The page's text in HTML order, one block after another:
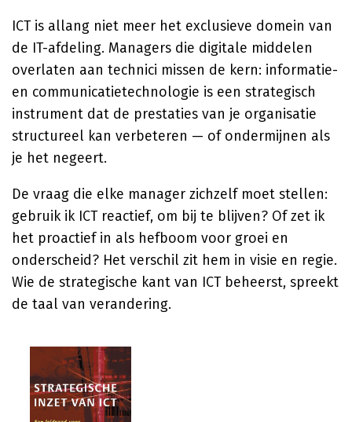
ICT is allang niet meer het exclusieve domein van
de IT-afdeling. Managers die digitale middelen
overlaten aan technici missen de kern: informatie-
en communicatietechnologie is een strategisch
instrument dat de prestaties van je organisatie
structureel kan verbeteren — of ondermijnen als
je het negeert.
De vraag die elke manager zichzelf moet stellen:
gebruik ik ICT reactief, om bij te blijven? Of zet ik
het proactief in als hefboom voor groei en
onderscheid? Het verschil zit hem in visie en regie.
Wie de strategische kant van ICT beheerst, spreekt
de taal van verandering.